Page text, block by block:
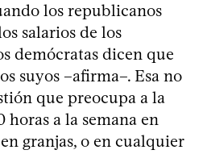
los republicanos
salarios de los
demócratas dicen que
suyos –afirma–. Esa no
que preocupa a la
horas a la semana en
granjas, o en cualquier